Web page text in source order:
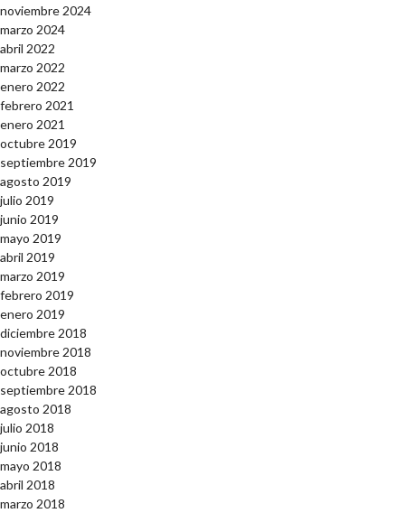
noviembre 2024
marzo 2024
abril 2022
marzo 2022
enero 2022
febrero 2021
enero 2021
octubre 2019
septiembre 2019
agosto 2019
julio 2019
junio 2019
mayo 2019
abril 2019
marzo 2019
febrero 2019
enero 2019
diciembre 2018
noviembre 2018
octubre 2018
septiembre 2018
agosto 2018
julio 2018
junio 2018
mayo 2018
abril 2018
marzo 2018